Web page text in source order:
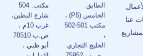
عنا
الطابق
الخامس (P5) ،
مكتب 501-502
،
الخليج التجاري
مكتب. 504
شارع البطين،
غرب 10م ،
ص.ب 70510
أبو ظبي ،